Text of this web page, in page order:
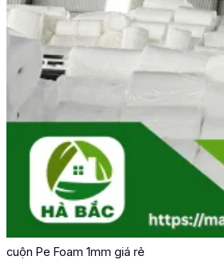
cuộn Pe Foam 1mm giá rẻ